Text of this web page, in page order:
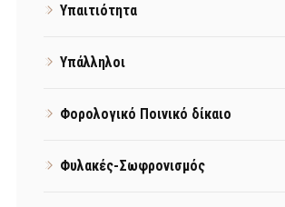
Υπαιτιότητα
Υπάλληλοι
Φορολογικό Ποινικό δίκαιο
Φυλακές-Σωφρονισμός